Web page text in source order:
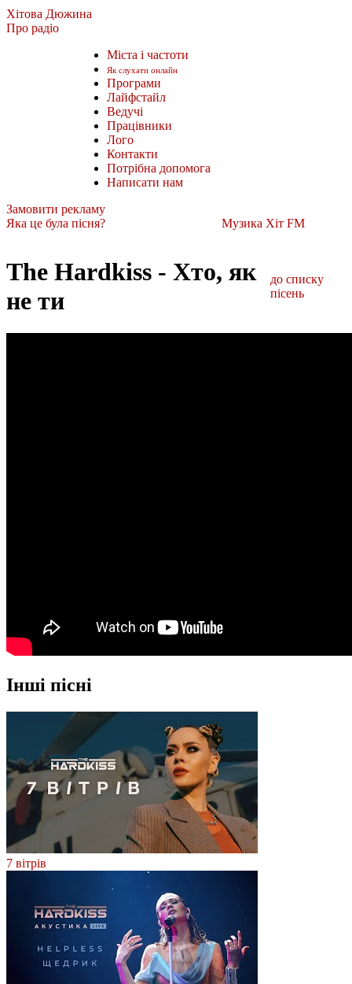
Хітова Дюжина
Про радіо
Міста і частоти
Як слухати онлайн
Програми
Лайфстайл
Ведучі
Працівники
Лого
Контакти
Потрібна допомога
Написати нам
Замовити рекламу
Яка це була пісня?
Музика Хіт FM
The Hardkiss - Хто, як
не ти
до списку
пісень
Інші пісні
7 вітрів